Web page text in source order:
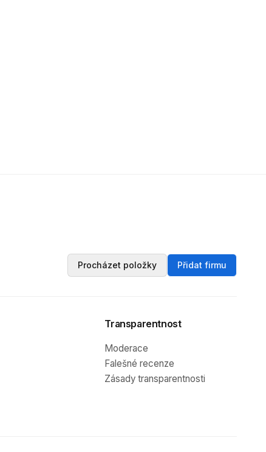
Procházet položky Přidat firmu
Transparentnost
Moderace
Falešné recenze
Zásady transparentnosti